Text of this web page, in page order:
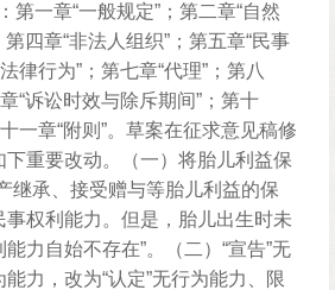
第一章“一般规定”；第二章“自然
第四章“非法人组织”；第五章“民事
律行为”；第七章“代理”；第八
“诉讼时效与除斥期间”；第十
一章“附则”。草案在征求意见稿修
重要改动。（一）将胎儿利益保
继承、接受赠与等胎儿利益的保
权利能力。但是，胎儿出生时未
力自始不存在”。（二）“宣告”无
力，改为“认定”无行为能力、限